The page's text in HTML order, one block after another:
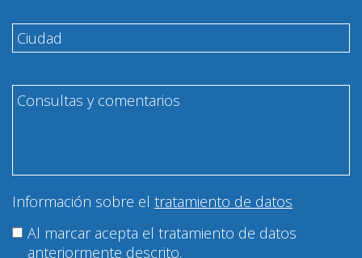
Información sobre el tratamiento de datos
Al marcar acepta el tratamiento de datos
anteriormente descrito.